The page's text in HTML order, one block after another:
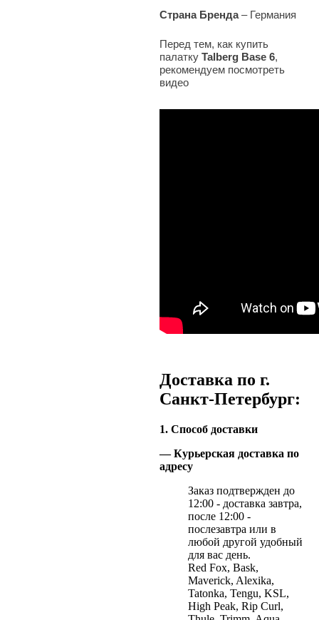
Страна Бренда– Германия
Перед тем, как купить
палатку Talberg Base 6,
рекомендуем посмотреть
видео
Доставка по г.
Санкт-Петербург:
1. Способ доставки
— Курьерская доставка по
адресу
Заказ подтвержден до
12:00 - доставка завтра,
после 12:00 -
послезавтра или в
любой другой удобный
для вас день.
Red Fox, Bask,
Maverick, Alexika,
Tatonka, Tengu, KSL,
High Peak, Rip Curl,